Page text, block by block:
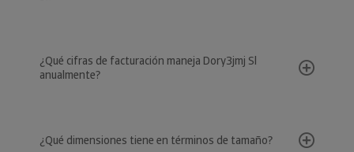
¿Qué cifras de facturación maneja Dory3jmj Sl
anualmente?
¿Qué dimensiones tiene en términos de tamaño?